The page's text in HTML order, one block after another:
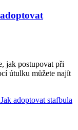
jak postupovat při
útulku můžete najít
adoptovat stafbula